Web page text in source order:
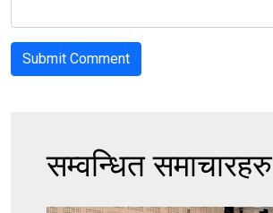
सम्वन्धित समाचारहरु